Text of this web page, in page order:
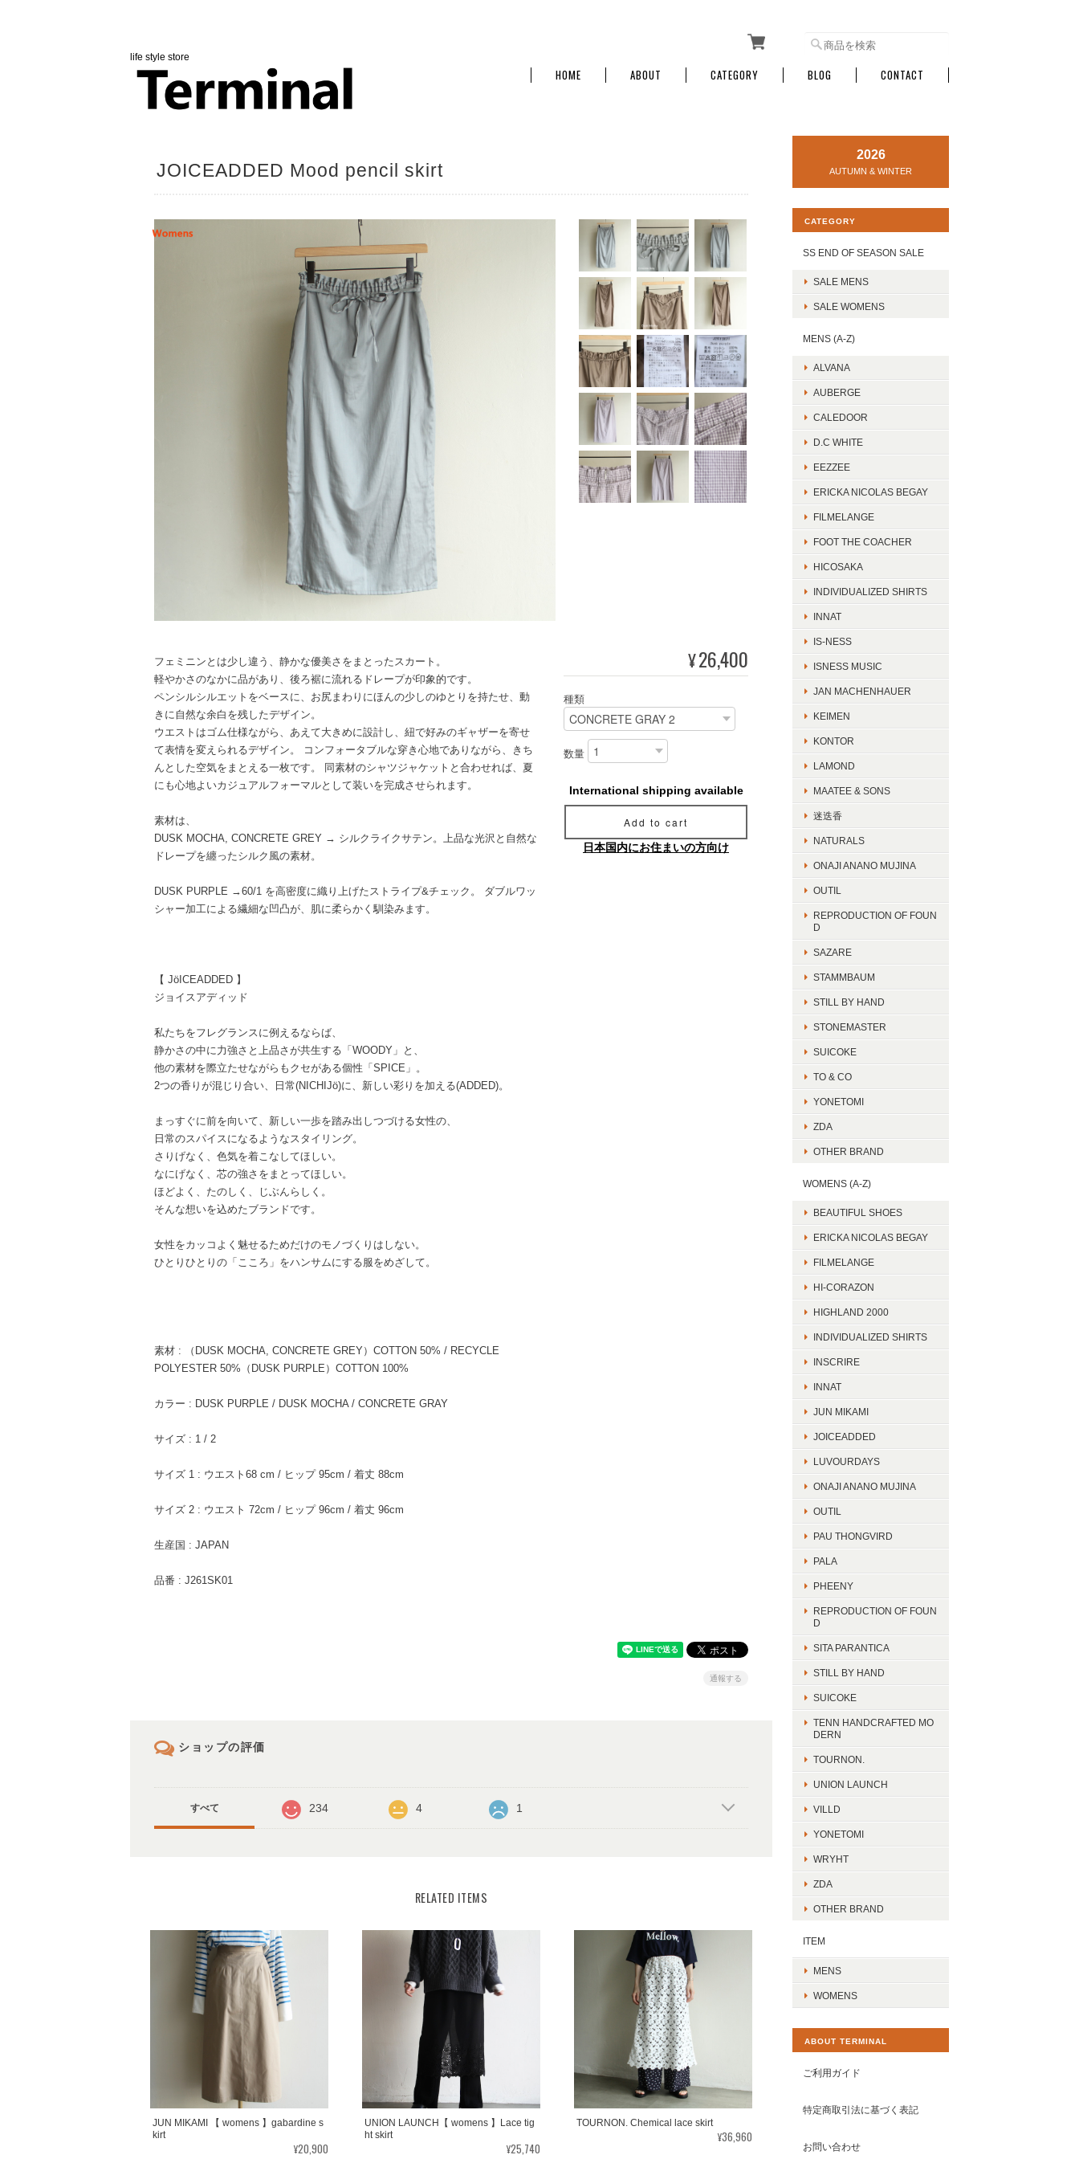
life style store
HOME ABOUT CATEGORY BLOG CONTACT
JOICEADDED Mood pencil skirt
フェミニンとは少し違う、静かな優美さをまとったスカート。
軽やかさのなかに品があり、後ろ裾に流れるドレープが印象的です。
ペンシルシルエットをベースに、お尻まわりにほんの少しのゆとりを持たせ、動
きに自然な余白を残したデザイン。
ウエストはゴム仕様ながら、あえて大きめに設計し、紐で好みのギャザーを寄せ
て表情を変えられるデザイン。 コンフォータブルな穿き心地でありながら、きち
んとした空気をまとえる一枚です。 同素材のシャツジャケットと合わせれば、夏
にも心地よいカジュアルフォーマルとして装いを完成させられます。
素材は、
DUSK MOCHA, CONCRETE GREY → シルクライクサテン。上品な光沢と自然な
ドレープを纏ったシルク風の素材。
DUSK PURPLE →60/1 を高密度に織り上げたストライプ&チェック。 ダブルワッ
シャー加工による繊細な凹凸が、肌に柔らかく馴染みます。
【 JöICEADDED 】
ジョイスアディッド
私たちをフレグランスに例えるならば、
静かさの中に力強さと上品さが共生する「WOODY」と、
他の素材を際立たせながらもクセがある個性「SPICE」。
2つの香りが混じり合い、日常(NICHIJö)に、新しい彩りを加える(ADDED)。
まっすぐに前を向いて、新しい一歩を踏み出しつづける女性の、
日常のスパイスになるようなスタイリング。
さりげなく、色気を着こなしてほしい。
なにげなく、芯の強さをまとってほしい。
ほどよく、たのしく、じぶんらしく。
そんな想いを込めたブランドです。
女性をカッコよく魅せるためだけのモノづくりはしない。
ひとりひとりの「こころ」をハンサムにする服をめざして。
素材 : （DUSK MOCHA, CONCRETE GREY）COTTON 50% / RECYCLE
POLYESTER 50%（DUSK PURPLE）COTTON 100%
カラー : DUSK PURPLE / DUSK MOCHA / CONCRETE GRAY
サイズ : 1 / 2
サイズ 1 : ウエスト68 cm / ヒップ 95cm / 着丈 88cm
サイズ 2 : ウエスト 72cm / ヒップ 96cm / 着丈 96cm
生産国 : JAPAN
品番 : J261SK01
¥26,400
種類
数量
International shipping available
Add to cart
日本国内にお住まいの方向け
通報する
ショップの評価
すべて 234 4 1
RELATED ITEMS
JUN MIKAMI 【 womens 】gabardine s
kirt
¥20,900
UNION LAUNCH【 womens 】Lace tig
ht skirt
¥25,740
TOURNON. Chemical lace skirt
¥36,960
2026
AUTUMN & WINTER
CATEGORY
SS END OF SEASON SALE
SALE MENS
SALE WOMENS
MENS (A-Z)
ALVANA
AUBERGE
CALEDOOR
D.C WHITE
EEZZEE
ERICKA NICOLAS BEGAY
FILMELANGE
FOOT THE COACHER
HICOSAKA
INDIVIDUALIZED SHIRTS
INNAT
IS-NESS
ISNESS MUSIC
JAN MACHENHAUER
KEIMEN
KONTOR
LAMOND
MAATEE & SONS
迷迭香
NATURALS
ONAJI ANANO MUJINA
OUTIL
REPRODUCTION OF FOUN
D
SAZARE
STAMMBAUM
STILL BY HAND
STONEMASTER
SUICOKE
TO & CO
YONETOMI
ZDA
OTHER BRAND
WOMENS (A-Z)
BEAUTIFUL SHOES
ERICKA NICOLAS BEGAY
FILMELANGE
HI-CORAZON
HIGHLAND 2000
INDIVIDUALIZED SHIRTS
INSCRIRE
INNAT
JUN MIKAMI
JOICEADDED
LUVOURDAYS
ONAJI ANANO MUJINA
OUTIL
PAU THONGVIRD
PALA
PHEENY
REPRODUCTION OF FOUN
D
SITA PARANTICA
STILL BY HAND
SUICOKE
TENN HANDCRAFTED MO
DERN
TOURNON.
UNION LAUNCH
VILLD
YONETOMI
WRYHT
ZDA
OTHER BRAND
ITEM
MENS
WOMENS
ABOUT TERMINAL
ご利用ガイド
特定商取引法に基づく表記
お問い合わせ